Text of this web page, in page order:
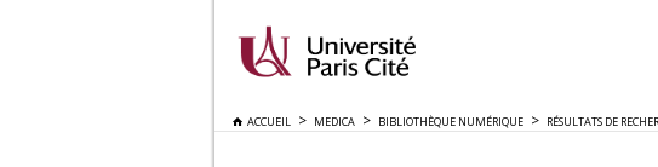
ACCUEIL MEDICA BIBLIOTHÈQUE NUMÉRIQUE RÉSULTATS DE